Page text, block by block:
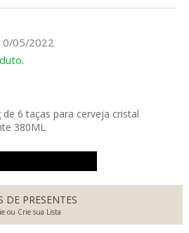
05/2022
de 6 taças para cerveja cristal
380ML
DE PRESENTES
ou Crie sua Lista